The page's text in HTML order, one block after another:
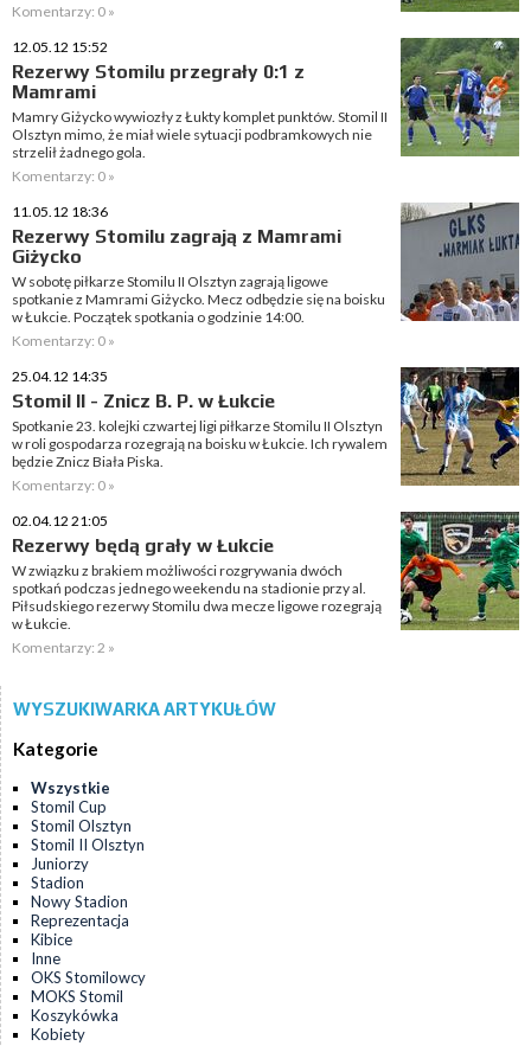
Komentarzy: 0 »
12.05.12 15:52
Rezerwy Stomilu przegrały 0:1 z
Mamrami
Mamry Giżycko wywiozły z Łukty komplet punktów. Stomil II
Olsztyn mimo, że miał wiele sytuacji podbramkowych nie
strzelił żadnego gola.
Komentarzy: 0 »
11.05.12 18:36
Rezerwy Stomilu zagrają z Mamrami
Giżycko
W sobotę piłkarze Stomilu II Olsztyn zagrają ligowe
spotkanie z Mamrami Giżycko. Mecz odbędzie się na boisku
w Łukcie. Początek spotkania o godzinie 14:00.
Komentarzy: 0 »
25.04.12 14:35
Stomil II - Znicz B. P. w Łukcie
Spotkanie 23. kolejki czwartej ligi piłkarze Stomilu II Olsztyn
w roli gospodarza rozegrają na boisku w Łukcie. Ich rywalem
będzie Znicz Biała Piska.
Komentarzy: 0 »
02.04.12 21:05
Rezerwy będą grały w Łukcie
W związku z brakiem możliwości rozgrywania dwóch
spotkań podczas jednego weekendu na stadionie przy al.
Piłsudskiego rezerwy Stomilu dwa mecze ligowe rozegrają
w Łukcie.
Komentarzy: 2 »
WYSZUKIWARKA ARTYKUŁÓW
Kategorie
Wszystkie
Stomil Cup
Stomil Olsztyn
Stomil II Olsztyn
Juniorzy
Stadion
Nowy Stadion
Reprezentacja
Kibice
Inne
OKS Stomilowcy
MOKS Stomil
Koszykówka
Kobiety